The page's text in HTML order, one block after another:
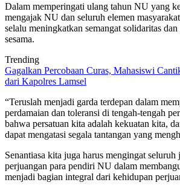
Dalam memperingati ulang tahun NU yang
mengajak NU dan seluruh elemen
selalu meningkatkan semangat solidaritas
sesama.
Trending
Gagalkan Percobaan Curas, Mahasiswi
dari Kapolres Lamsel
“Teruslah menjadi garda terdepan dalam
perdamaian dan toleransi di tengah-tengah
bahwa persatuan kita adalah kekuatan kita,
dapat mengatasi segala tantangan yang
Senantiasa kita juga harus mengingat seluruh
perjuangan para pendiri NU dalam
menjadi bagian integral dari kehidupan